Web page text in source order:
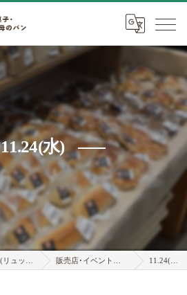
11.24(水)
販売店･イベント情報 11.24(水)